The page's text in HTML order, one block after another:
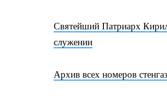
Святейший Патриарх
служении
Архив всех номеров